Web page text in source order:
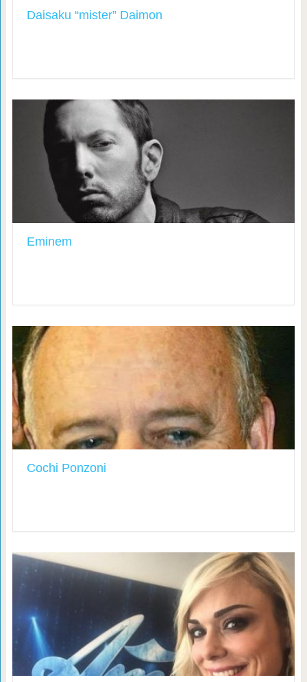
Daisaku “mister” Daimon
Eminem
Cochi Ponzoni